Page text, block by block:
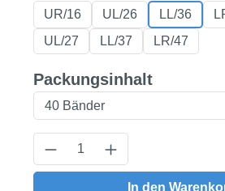
UR/16 UL/26 LL/36
UL/27
LL/37 LR/47
Packungsinhalt
Produkt Anzahl: Gib
In den